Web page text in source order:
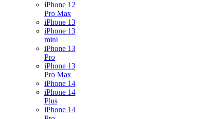
iPhone 12
Pro Max
iPhone 13
iPhone 13
mini
iPhone 13
Pro
iPhone 13
Pro Max
iPhone 14
iPhone 14
Plus
iPhone 14